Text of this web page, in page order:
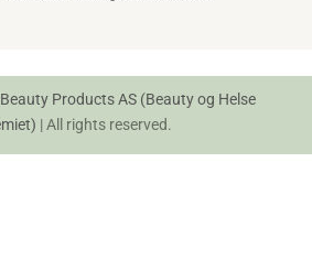
Beauty Products AS (Beauty og Helse
| All rights reserved.